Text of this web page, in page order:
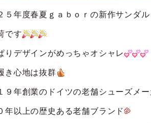
５年度春夏ｇａｂｏｒの新作サンダル
です
りデザインがめっちゃオシャレ
き心地は抜群
９年創業のドイツの老舗シューズメ
年以上の歴史ある老舗ブランド